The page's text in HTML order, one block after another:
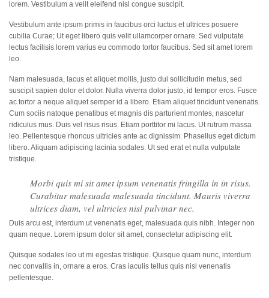
lorem. Vestibulum a velit eleifend nisl congue suscipit.
Vestibulum ante ipsum primis in faucibus orci luctus et ultrices posuere
cubilia Curae; Ut eget libero quis velit ullamcorper ornare. Sed vulputate
lectus facilisis lorem varius eu commodo tortor faucibus. Sed sit amet lorem
leo.
Nam malesuada, lacus et aliquet mollis, justo dui sollicitudin metus, sed
suscipit sapien dolor et dolor. Nulla viverra dolor justo, id tempor eros. Fusce
ac tortor a neque aliquet semper id a libero. Etiam aliquet tincidunt venenatis.
Cum sociis natoque penatibus et magnis dis parturient montes, nascetur
ridiculus mus. Duis vel risus risus. Etiam porttitor mi lacus. Ut rutrum massa
leo. Pellentesque rhoncus ultricies ante ac dignissim. Phasellus eget dictum
libero. Aliquam adipiscing lacinia sodales. Ut sed erat et nulla vulputate
tristique.
Morbi quis mi sit amet ipsum venenatis fringilla in in risus.
Curabitur malesuada malesuada tincidunt. Mauris viverra
ultrices diam, vel ultricies nisl pulvinar nec.
Duis arcu est, interdum ut venenatis eget, malesuada quis nibh. Integer non
quam neque. Lorem ipsum dolor sit amet, consectetur adipiscing elit.
Quisque sodales leo ut mi egestas tristique. Quisque quam nunc, interdum
nec convallis in, ornare a eros. Cras iaculis tellus quis nisl venenatis
pellentesque.